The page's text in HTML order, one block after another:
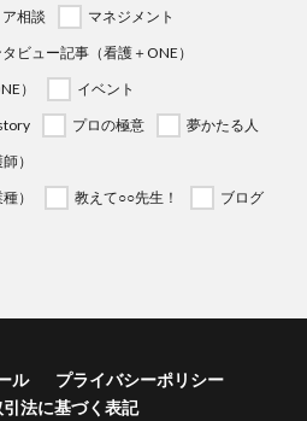
相談
マネジメント
ビュー記事（看護＋ONE）
）
イベント
プロの極意
夢かたる人
）
）
教えて○○先生！ ブログ
ル
プライバシーポリシー
法に基づく表記